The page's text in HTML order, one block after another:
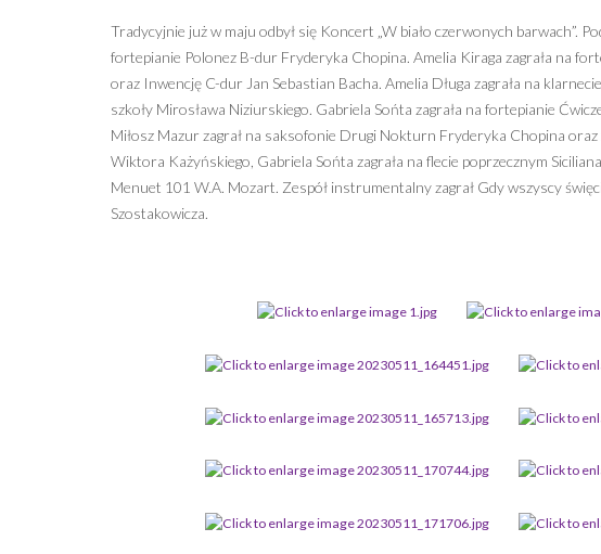
Tradycyjnie już w maju odbył się Koncert „W biało czerwonych barwach”.
fortepianie Polonez B-dur Fryderyka Chopina. Amelia Kiraga zagrała na
oraz Inwencję C-dur Jan Sebastian Bacha. Amelia Długa zagrała na
szkoły Mirosława Niziurskiego. Gabriela Sońta zagrała na fortepianie
Miłosz Mazur zagrał na saksofonie Drugi Nokturn Fryderyka Chopina oraz
Wiktora Każyńskiego, Gabriela Sońta zagrała na flecie poprzecznym
Menuet 101 W.A. Mozart. Zespół instrumentalny zagrał Gdy wszyscy
Szostakowicza.